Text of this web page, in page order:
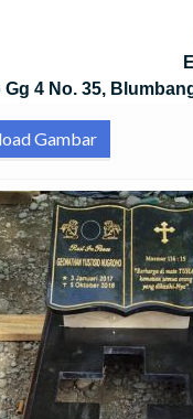
4 No. 35,
Gambar